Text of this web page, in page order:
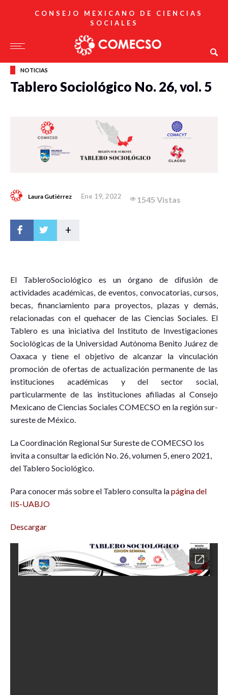
CONSEJO MEXICANO DE CIENCIAS
SOCIALES
NOTICIAS
Tablero Sociológico No. 26, vol. 5
Laura Gutiérrez Ene 19, 2022 1545 Vistas
+
El TableroSociológico es un órgano de difusión de
actividades académicas, de eventos, convocatorias, cursos,
becas, financiamiento para proyectos, plazas y demás,
relacionadas con el quehacer de las Ciencias Sociales. El
Tablero es una iniciativa del Instituto de Investigaciones
Sociológicas de la Universidad Autónoma Benito Juárez de
Oaxaca y tiene el objetivo de alcanzar la vinculación
promoción de ofertas de actualización permanente de las
instituciones académicas y del sector social,
particularmente de las instituciones afiliadas al Consejo
Mexicano de Ciencias Sociales COMECSO en la región sur-
sureste de México.
La Coordinación Regional Sur Sureste de COMECSO los
invita a consultar la edición No. 26, volumen 5, enero 2021,
del Tablero Sociológico.
Para conocer más sobre el Tablero consulta lapágina del
IIS-UABJO
Descargar